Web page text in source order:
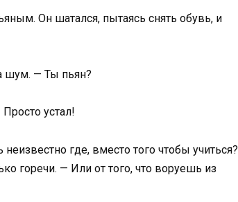
Он шатался, пытаясь снять обувь, и
шум. — Ты пьян?
устал!
где, вместо того чтобы учиться?
горечи. — Или от того, что воруешь из